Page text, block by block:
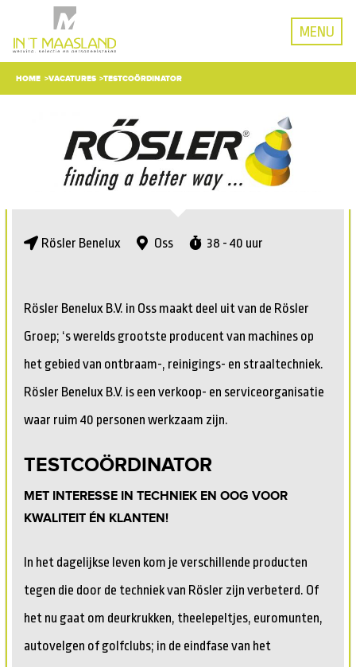
MENU
HOME VACATURES TESTCOÖRDINATOR
Rösler Benelux Oss 38 - 40 uur
Rösler Benelux B.V. in Oss maakt deel uit van de Rösler
Groep; ‘s werelds grootste producent van machines op
het gebied van ontbraam-, reinigings- en straaltechniek.
Rösler Benelux B.V. is een verkoop- en serviceorganisatie
waar ruim 40 personen werkzaam zijn.
TESTCOÖRDINATOR
MET INTERESSE IN TECHNIEK EN OOG VOOR
KWALITEIT ÉN KLANTEN!
In het dagelijkse leven kom je verschillende producten
tegen die door de techniek van Rösler zijn verbeterd. Of
het nu gaat om deurkrukken, theelepeltjes, euromunten,
autovelgen of golfclubs; in de eindfase van het